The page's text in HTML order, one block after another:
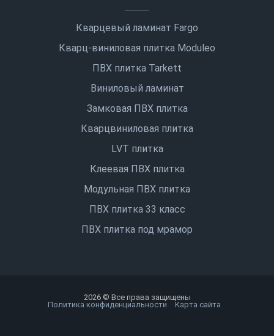
Кварцевый ламинат Fargo
Кварц-виниловая плитка Moduleo
ПВХ плитка Tarkett
Виниловый ламинат
Замковая ПВХ плитка
Кварцвиниловая плитка
LVT плитка
Клеевая ПВХ плитка
Модульная ПВХ плитка
ПВХ плитка 33 класс
ПВХ плитка под мрамор
2026 © Все права защищены
Политика конфиденциальности
Карта сайта